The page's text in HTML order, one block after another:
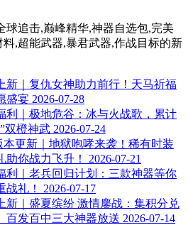
球追击,巅峰精华,神器自选包,完美
,超能武器,暴君武器,作战目标的新
新｜复仇女神助力前行！天马祈福
盛宴 2026-07-28
利｜极地危谷：冰与火战歌，累计
双橙神武 2026-07-24
本更新｜地狱咆哮来袭！稀有时装
助你战力飞升！
2026-07-21
利｜老兵回归计划：三款神器等你
战礼！
2026-07-17
新｜盛夏缤纷 激情鏖战：集积分兑
百发百中三大神器放送 2026-07-14